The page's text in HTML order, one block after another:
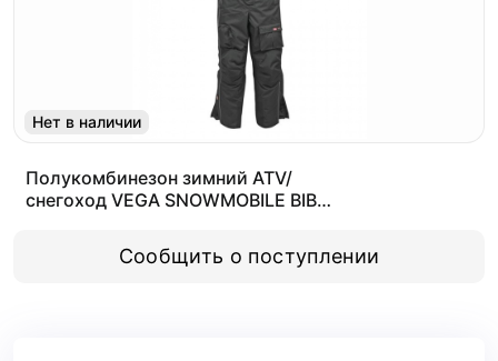
Нет в наличии
Полукомбинезон зимний ATV/
снегоход VEGA SNOWMOBILE BIB
Сообщить о поступлении